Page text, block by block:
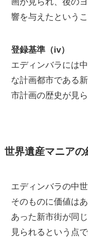
画が見られ、後の
響を与えたというこ
登録基準（iv）
エディンバラには
な計画都市である
市計画の歴史が見
世界遺産マニアの
エディンバラの中
そのものに価値は
あった新市街が同
見られるという点